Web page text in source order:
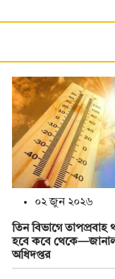
০২ জুন ২০২৬
তিন বিভাগে তাপপ্রবাহ
হবে কবে
অধিদপ্তর